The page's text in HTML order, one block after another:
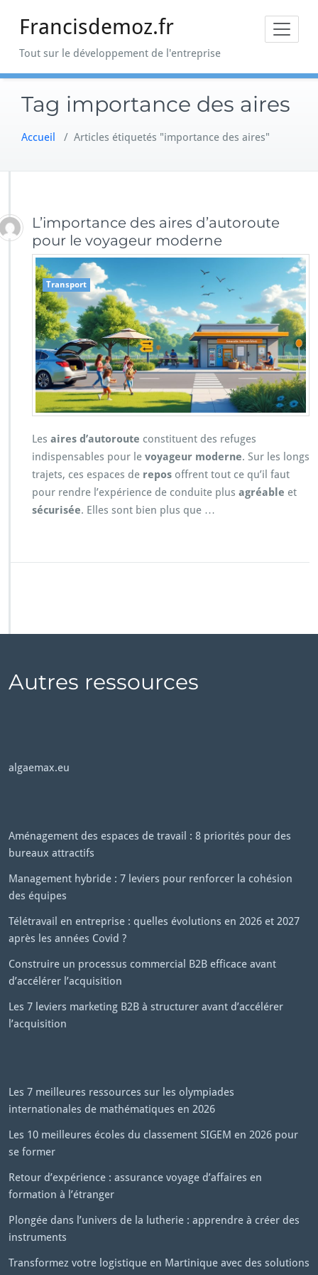
Francisdemoz.fr
Tout sur le développement de l'entreprise
Tag importance des aires
Accueil / Articles étiquetés "importance des aires"
L’importance des aires d’autoroute
pour le voyageur moderne
Transport
Les aires d’autoroute constituent des refuges
indispensables pour le voyageur moderne. Sur les longs
trajets, ces espaces de repos offrent tout ce qu’il faut
pour rendre l’expérience de conduite plus agréable et
sécurisée. Elles sont bien plus que …
Autres ressources
algaemax.eu
Aménagement des espaces de travail : 8 priorités pour des
bureaux attractifs
Management hybride : 7 leviers pour renforcer la cohésion
des équipes
Télétravail en entreprise : quelles évolutions en 2026 et 2027
après les années Covid ?
Construire un processus commercial B2B efficace avant
d’accélérer l’acquisition
Les 7 leviers marketing B2B à structurer avant d’accélérer
l’acquisition
Les 7 meilleures ressources sur les olympiades
internationales de mathématiques en 2026
Les 10 meilleures écoles du classement SIGEM en 2026 pour
se former
Retour d’expérience : assurance voyage d’affaires en
formation à l’étranger
Plongée dans l’univers de la lutherie : apprendre à créer des
instruments
Transformez votre logistique en Martinique avec des solutions